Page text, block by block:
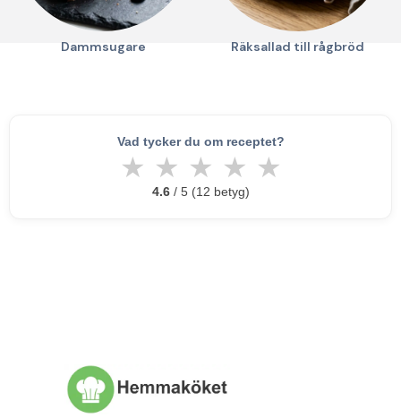
Dammsugare Räksallad till rågbröd
Vad tycker du om receptet?
★ ★ ★ ★ ★
4.6/ 5 (12 betyg)